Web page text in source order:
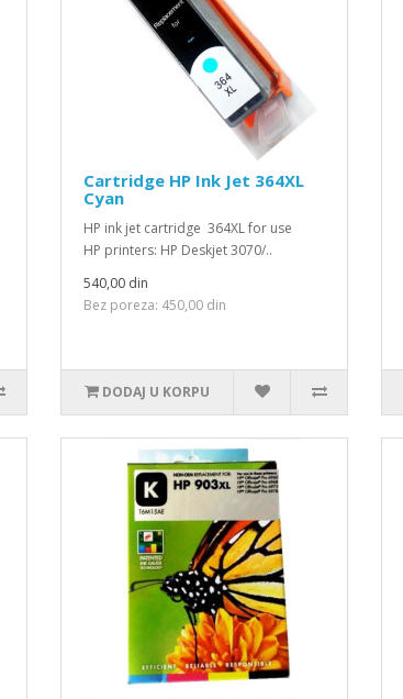
Cartridge HP Ink Jet 364XL
Cyan
HP ink jet cartridge 364XL for use
HP printers: HP Deskjet 3070/..
540,00 din
Bez poreza: 450,00 din
DODAJ U KORPU